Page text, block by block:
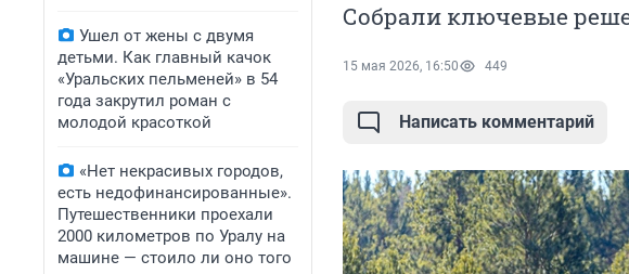
Ушел от жены с двумя
детьми. Как главный качок
«Уральских пельменей» в 54
года закрутил роман с
молодой красоткой
«Нет некрасивых городов,
есть недофинансированные».
Путешественники проехали
2000 километров по Уралу на
машине — стоило ли оно того
Собрали ключевые
15 мая 2026, 16:50 449
Написать комментарий